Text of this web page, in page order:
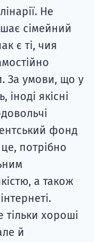
Не
сімейний
є ті, чия
За умови, що у
якісні
фонд
потрібно
а також
хороші
й